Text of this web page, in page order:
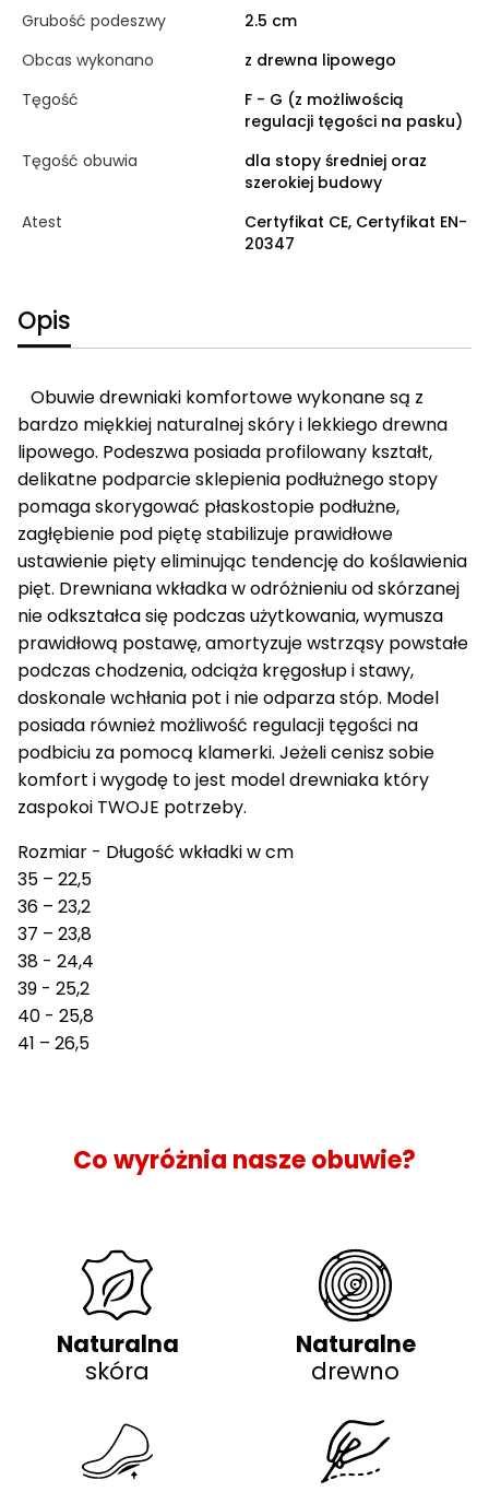
Grubość podeszwy
2.5 cm
Obcas wykonano
z drewna lipowego
Tęgość
F - G (z możliwością
regulacji tęgości na pasku)
Tęgość obuwia
dla stopy średniej oraz
szerokiej budowy
Atest
Certyfikat CE, Certyfikat EN-
20347
Opis
Obuwie drewniaki komfortowe wykonane są z
bardzo miękkiej naturalnej skóry i lekkiego drewna
lipowego. Podeszwa posiada profilowany kształt,
delikatne podparcie sklepienia podłużnego stopy
pomaga skorygować płaskostopie podłużne,
zagłębienie pod piętę stabilizuje prawidłowe
ustawienie pięty eliminując tendencję do koślawienia
pięt. Drewniana wkładka w odróżnieniu od skórzanej
nie odkształca się podczas użytkowania, wymusza
prawidłową postawę, amortyzuje wstrząsy powstałe
podczas chodzenia, odciąża kręgosłup i stawy,
doskonale wchłania pot i nie odparza stóp. Model
posiada również możliwość regulacji tęgości na
podbiciu za pomocą klamerki. Jeżeli cenisz sobie
komfort i wygodę to jest model drewniaka który
zaspokoi TWOJE potrzeby.
Rozmiar - Długość wkładki w cm
35 – 22,5
36 – 23,2
37 – 23,8
38 - 24,4
39 - 25,2
40 - 25,8
41 – 26,5
Co wyróżnia nasze obuwie?
Naturalna
skóra
Naturalne
drewno